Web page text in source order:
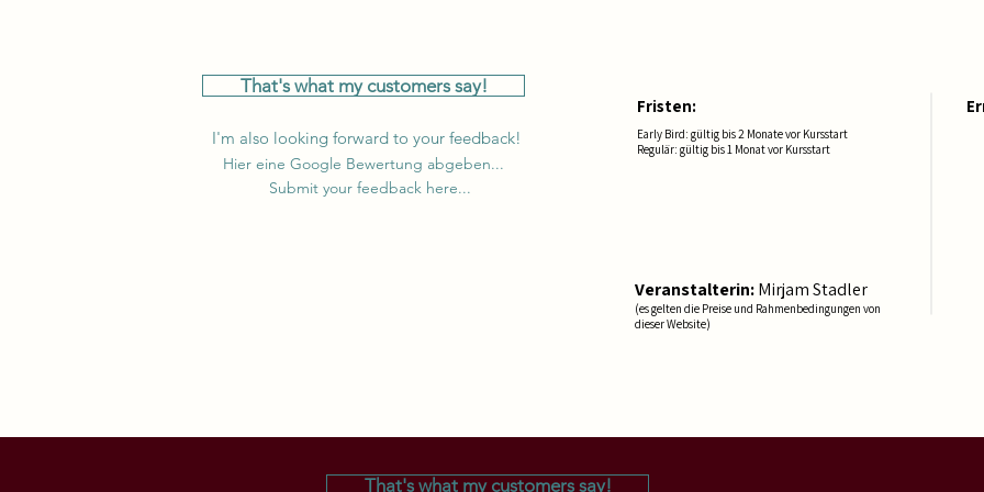
That's what my customers say!
I'm also looking forward to your feedback!
Hier eine Google Bewertung abgeben...
Submit your feedback here...
Fristen:
Early Bird: gültig bis 2 Monate vor Kursstart
Regulär: gültig bis 1 Monat vor Kursstart
Veranstalterin:Mirjam Stadler
(es gelten die Preise und Rahmenbedingungen von
dieser Website)
That's what my customers say!